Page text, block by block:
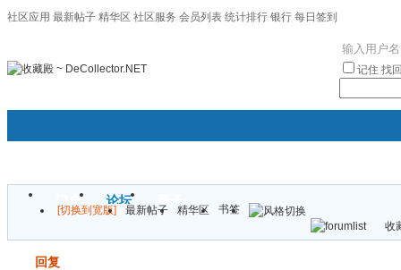
社区应用 最新帖子 精华区 社区服务 会员列表 统计排行 银行 每日签到
记住 找
门户 论坛
[切换到宽版] 最新帖子 精华区
书签
收
回复